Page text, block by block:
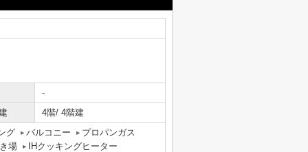
-
4階/ 4階建
グ
バルコニー
プロパンガス
場
IHクッキングヒーター